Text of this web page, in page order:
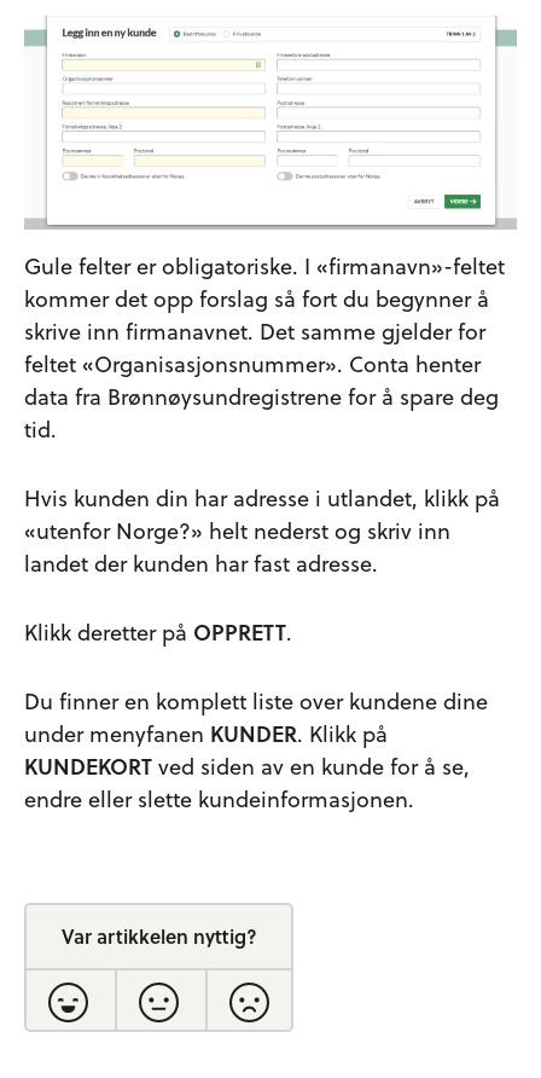
Gule felter er obligatoriske. I «firmanavn»-feltet
kommer det opp forslag så fort du begynner å
skrive inn firmanavnet. Det samme gjelder for
feltet «Organisasjonsnummer». Conta henter
data fra Brønnøysundregistrene for å spare deg
tid.
Hvis kunden din har adresse i utlandet, klikk på
«utenfor Norge?» helt nederst og skriv inn
landet der kunden har fast adresse.
Klikk deretter på OPPRETT.
Du finner en komplett liste over kundene dine
under menyfanen KUNDER. Klikk på
KUNDEKORTved siden av en kunde for å se,
endre eller slette kundeinformasjonen.
Var artikkelen nyttig?